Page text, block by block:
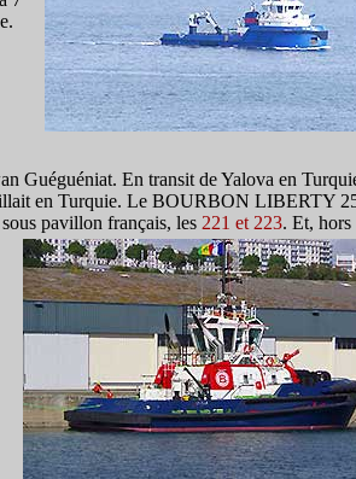
Guéguéniat. En transit de Yalova en
en Turquie. Le BOURBON LIBERTY
pavillon français, les 221 et 223. Et,